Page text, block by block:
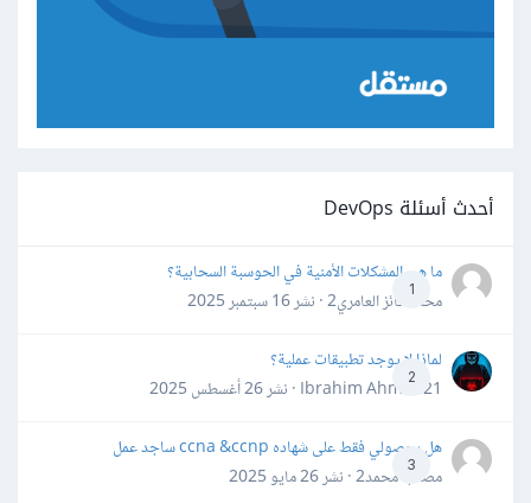
أحدث أسئلة DevOps
1
ما هي المشكلات الأمنية في الحوسبة السحابية؟
محمد فائز العامري2 · نشر
16 سبتمبر 2025
2
لماذا لا يوجد تطبيقات عملية؟
Ibrahim Ahmed21 · نشر
26 أغسطس 2025
3
هل بحصولي فقط على شهاده ccna &ccnp ساجد عمل
مصعب محمد2 · نشر
26 مايو 2025